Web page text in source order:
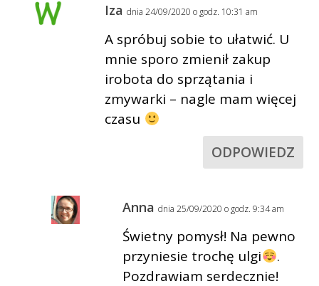
Iza dnia 24/09/2020 o godz. 10:31 am
A spróbuj sobie to ułatwić. U
mnie sporo zmienił zakup
irobota do sprzątania i
zmywarki – nagle mam więcej
czasu
ODPOWIEDZ
Anna dnia 25/09/2020 o godz. 9:34 am
Świetny pomysł! Na pewno
przyniesie trochę ulgi
.
Pozdrawiam serdecznie!